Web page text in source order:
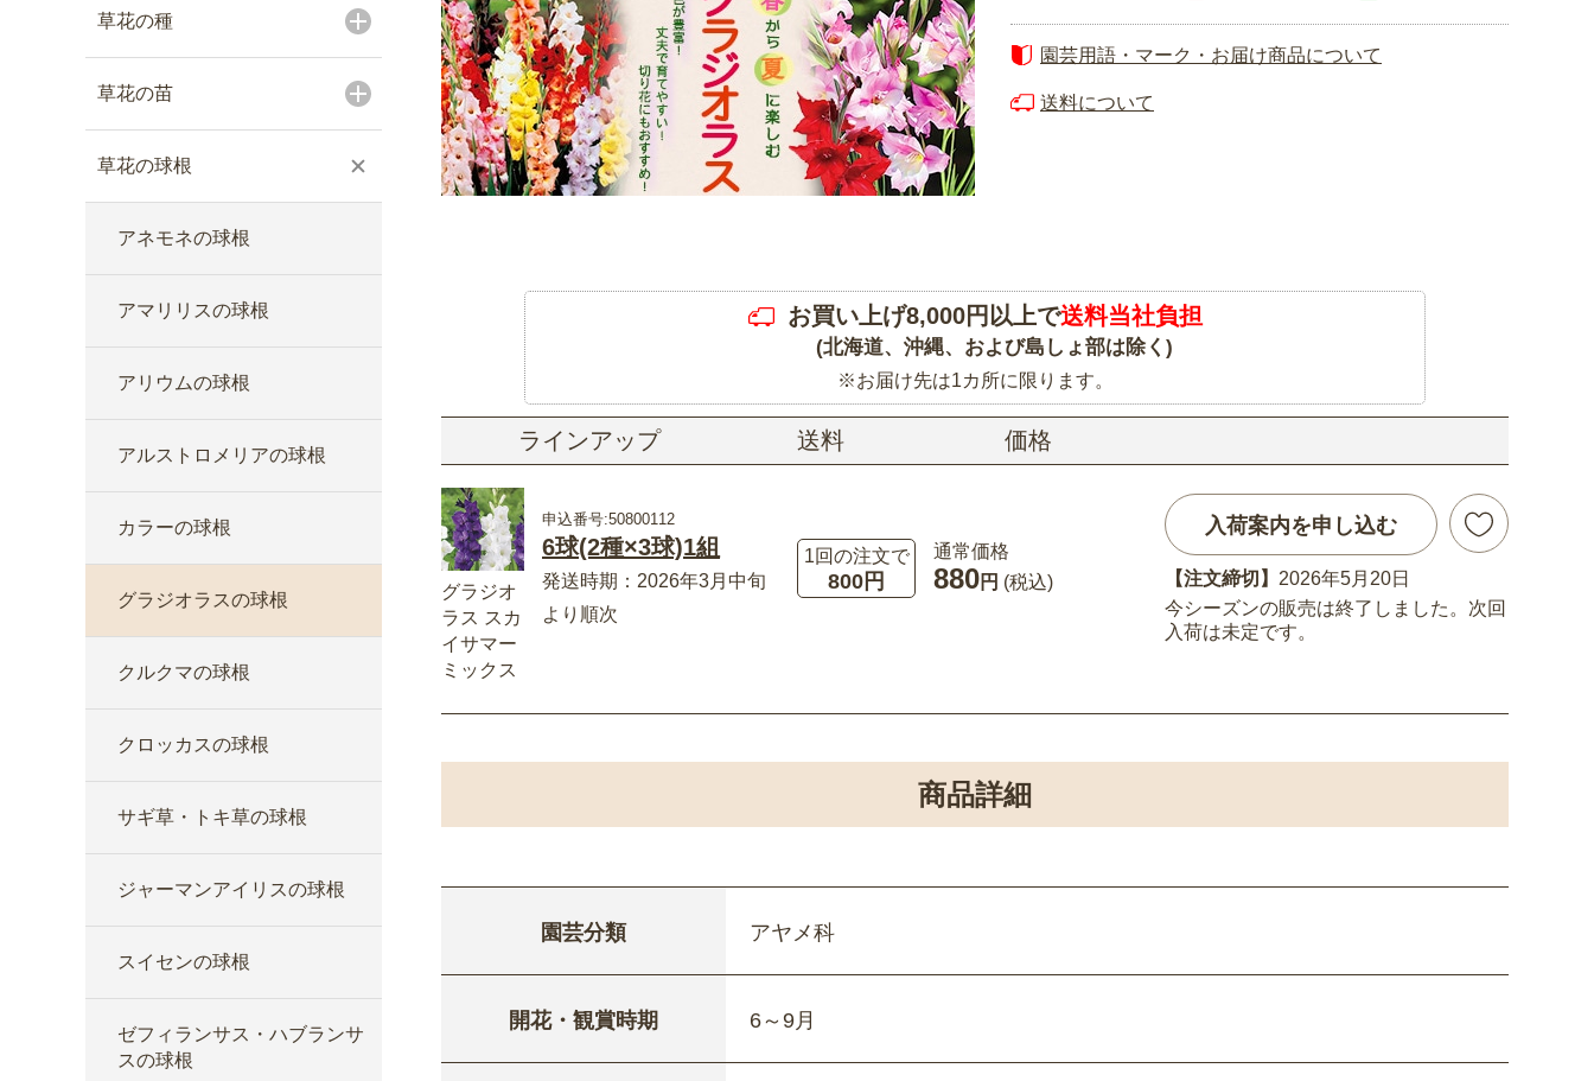
草花の種
草花の苗
草花の球根
アネモネの球根
アマリリスの球根
アリウムの球根
アルストロメリアの球根
カラーの球根
グラジオラスの球根
クルクマの球根
クロッカスの球根
サギ草・トキ草の球根
ジャーマンアイリスの球根
スイセンの球根
ゼフィランサス・ハブランサ
スの球根
園芸用語・マーク・お届け商品について
送料について
お買い上げ8,000円以上で送料当社負担
(北海道、沖縄、および島しょ部は除く)
※お届け先は1カ所に限ります。
ラインアップ 送料 価格
グラジオ
ラス スカ
イサマー
ミックス
申込番号:50800112
6球(2種×3球)1組
発送時期：2026年3月中旬
より順次
1回の注文で
800円
通常価格
880円 (税込)
入荷案内を申し込む
【注文締切】 2026年5月20日
今シーズンの販売は終了しました。次回
入荷は未定です。
商品詳細
園芸分類 アヤメ科
開花・観賞時期 6～9月